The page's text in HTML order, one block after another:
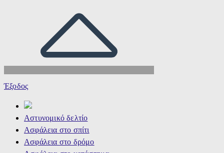
Έξοδος
Αστυνομικό δελτίο
Ασφάλεια στο σπίτι
Ασφάλεια στο δρόμο